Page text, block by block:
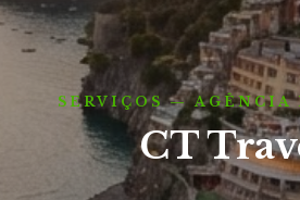
SERVIÇOS — AGÊNCIA
CT